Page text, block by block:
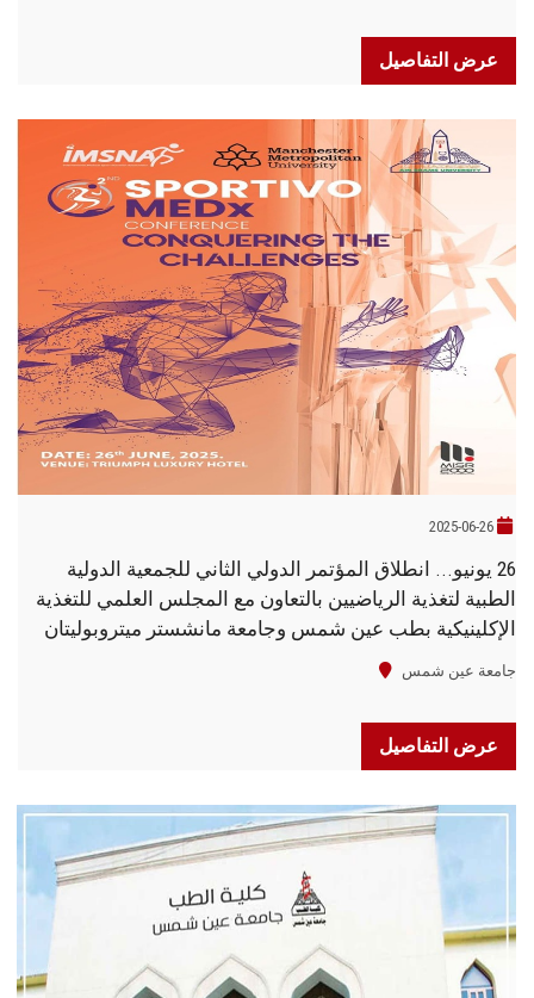
عرض التفاصيل
2025-06-26
26 يونيو... انطلاق المؤتمر الدولي الثاني للجمعية الدولية
الطبية لتغذية الرياضيين بالتعاون مع المجلس العلمي للتغذية
الإكلينيكية بطب عين شمس وجامعة مانشستر ميتروبوليتان
جامعة عين شمس
عرض التفاصيل